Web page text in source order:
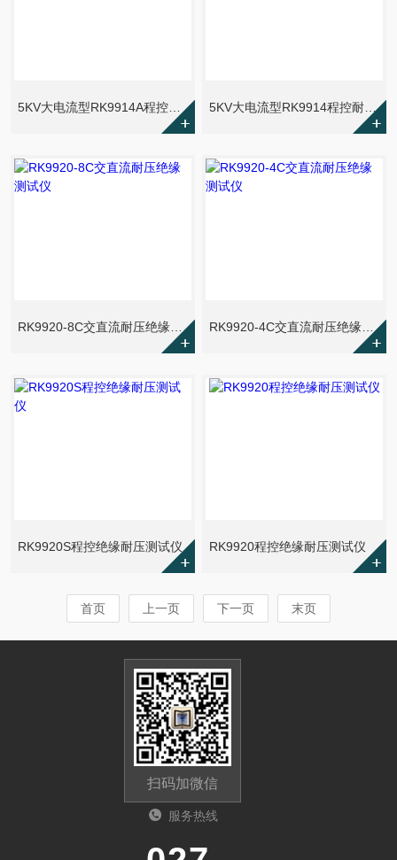
5KV大电流型RK9914程控耐压测试仪
RK9920S程控绝缘耐压测试仪 RK9920程控绝缘耐压测试仪
首页 上一页 下一页 末页
扫码加微信
服务热线